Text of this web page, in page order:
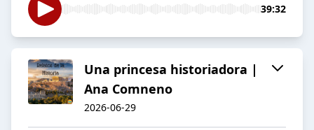
39:32
Una princesa historiadora |
Ana Comneno
2026-06-29